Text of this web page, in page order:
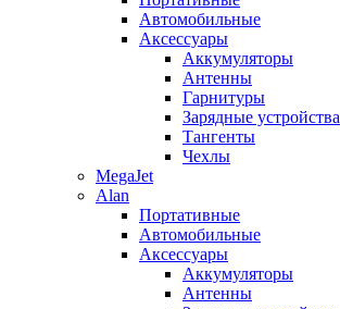
Автомобильные
Аксессуары
Аккумуляторы
Антенны
Гарнитуры
Зарядные устройства
Тангенты
Чехлы
MegaJet
Alan
Портативные
Автомобильные
Аксессуары
Аккумуляторы
Антенны